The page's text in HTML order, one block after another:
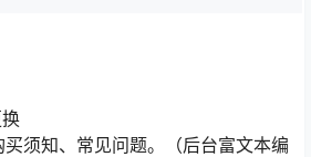
须知、常见问题。（后台富文本编